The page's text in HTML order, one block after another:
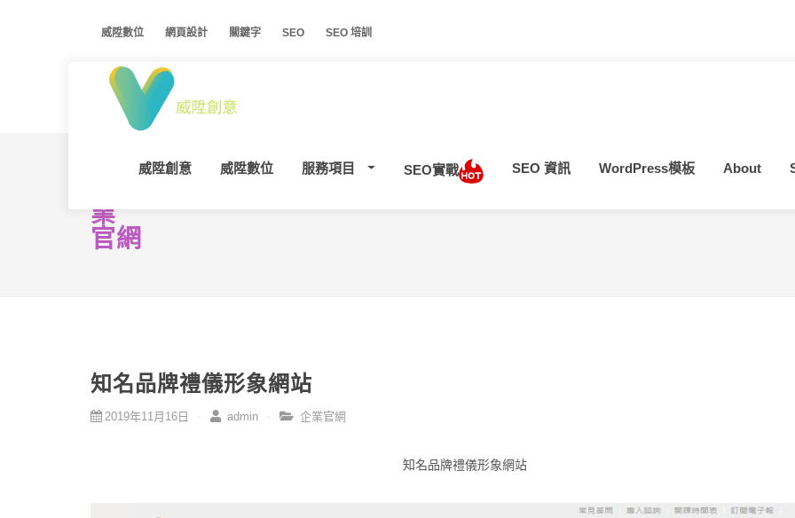
威陞數位 網頁設計 關鍵字 SEO SEO 培訓
威陞創意 威陞數位 服務項目 SEO實戰 SEO 資訊 WordPress模板 About
業
官網
知名品牌禮儀形象網站
2019年11月16日 admin 企業官網
知名品牌禮儀形象網站